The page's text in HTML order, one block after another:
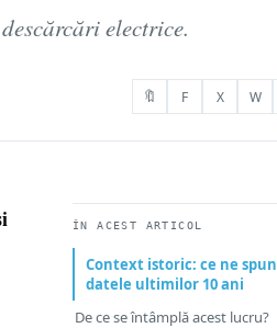
electrice.
🔖 F X W
ÎN ACEST ARTICOL
Context istoric: ce ne spun
datele ultimilor 10 ani
De ce se întâmplă acest lucru?